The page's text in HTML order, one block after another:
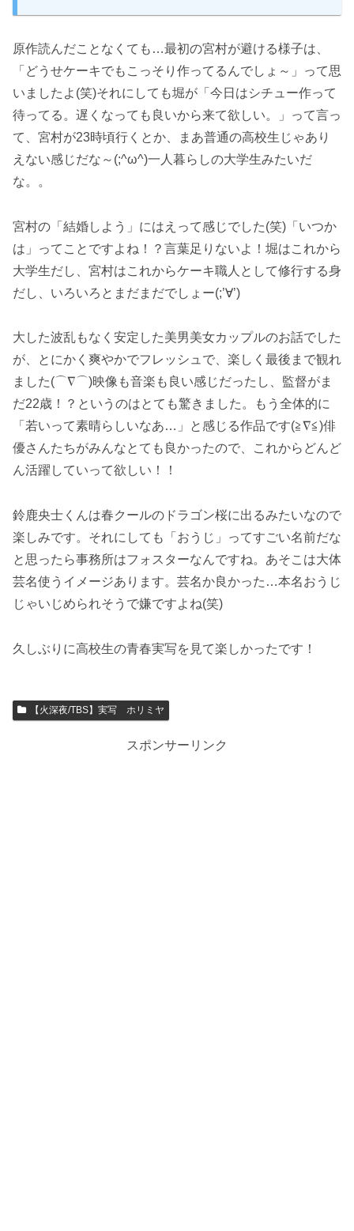
原作読んだことなくても…最初の宮村が避ける様子は、
「どうせケーキでもこっそり作ってるんでしょ～」って思
いましたよ(笑)それにしても堀が「今日はシチュー作って
待ってる。遅くなっても良いから来て欲しい。」って言っ
て、宮村が23時頃行くとか、まあ普通の高校生じゃあり
えない感じだな～(;^ω^)一人暮らしの大学生みたいだ
な。。
宮村の「結婚しよう」にはえって感じでした(笑)「いつか
は」ってことですよね！？言葉足りないよ！堀はこれから
大学生だし、宮村はこれからケーキ職人として修行する身
だし、いろいろとまだまだでしょー(;’∀’)
大した波乱もなく安定した美男美女カップルのお話でした
が、とにかく爽やかでフレッシュで、楽しく最後まで観れ
ました(⌒∇⌒)映像も音楽も良い感じだったし、監督がま
だ22歳！？というのはとても驚きました。もう全体的に
「若いって素晴らしいなあ…」と感じる作品です(≧∇≦)俳
優さんたちがみんなとても良かったので、これからどんど
ん活躍していって欲しい！！
鈴鹿央士くんは春クールのドラゴン桜に出るみたいなので
楽しみです。それにしても「おうじ」ってすごい名前だな
と思ったら事務所はフォスターなんですね。あそこは大体
芸名使うイメージあります。芸名か良かった…本名おうじ
じゃいじめられそうで嫌ですよね(笑)
久しぶりに高校生の青春実写を見て楽しかったです！
【火深夜/TBS】実写 ホリミヤ
スポンサーリンク